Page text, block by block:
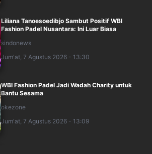
Liliana Tanoesoedibjo Sambut Positif WBI
Fashion Padel Nusantara: Ini Luar Biasa
sindonews
Jum'at, 7 Agustus 2026 - 13:30
WBI Fashion Padel Jadi Wadah Charity untuk
Bantu Sesama
okezone
Jum'at, 7 Agustus 2026 - 13:09